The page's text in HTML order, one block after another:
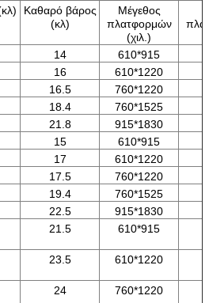
Καθαρό βάρος
(κλ)
Μέγεθος
πλατφορμών
(χιλ.)
14 610*915
16 610*1220
16.5 760*1220
18.4 760*1525
21.8 915*1830
15 610*915
17 610*1220
17.5 760*1220
19.4 760*1525
22.5 915*1830
21.5 610*915
23.5 610*1220
24 760*1220